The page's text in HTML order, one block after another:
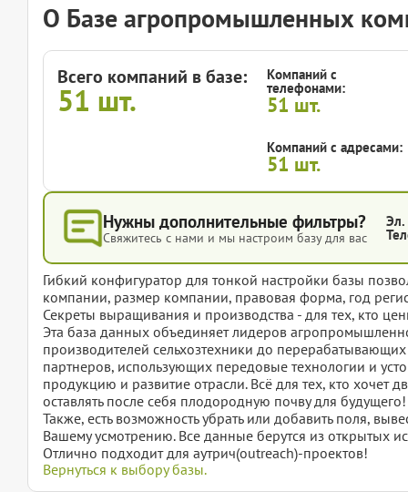
О Базе агропромышленных
Всего компаний в базе:
51 шт.
Компаний с
телефонами:
51 шт.
Компаний с адресами:
51 шт.
Нужны дополнительные фильтры?
Свяжитесь с нами и мы настроим базу для вас
Эл.
Гибкий конфигуратор для тонкой настройки базы
компании, размер компании, правовая форма, год
Секреты выращивания и производства - для тех, кто
Эта база данных объединяет лидеров
производителей сельхозтехники до
партнеров, использующих передовые технологии и
продукцию и развитие отрасли. Всё для тех, кто хочет
оставлять после себя плодородную почву для будущего!
Также, есть возможность убрать или добавить поля,
Вашему усмотрению. Все данные берутся из открытых
Отлично подходит для аутрич(outreach)-проектов!
Вернуться к выбору базы.